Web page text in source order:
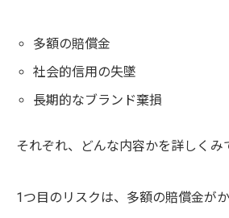
多額の賠償金
社会的信用の失墜
長期的なブランド棄損
それぞれ、どんな内容かを詳しくみ
1つ目のリスクは、多額の賠償金がか